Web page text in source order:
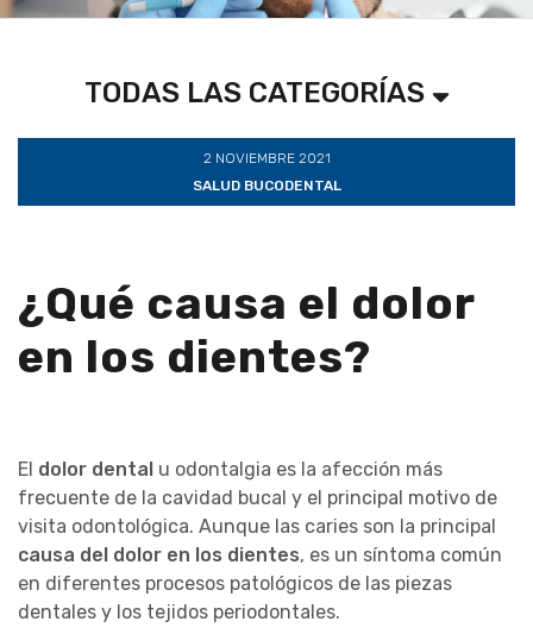
TODAS LAS CATEGORÍAS
2 NOVIEMBRE 2021
SALUD BUCODENTAL
¿Qué causa el dolor
en los dientes?
El dolor dental u odontalgia es la afección más
frecuente de la cavidad bucal y el principal motivo de
visita odontológica. Aunque las caries son la principal
causa del dolor en los dientes, es un síntoma común
en diferentes procesos patológicos de las piezas
dentales y los tejidos periodontales.